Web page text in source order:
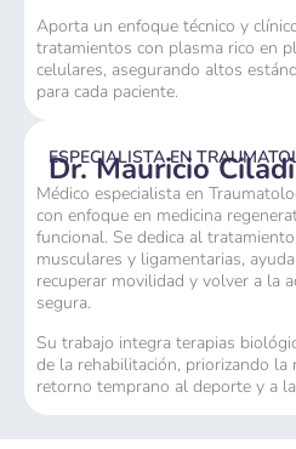
Aporta un enfoque técnico y
tratamientos con plasma rico en
celulares, asegurando altos
para cada paciente.
ESPECIALISTA EN
Dr. Mauricio Ciladi
Médico especialista en
con enfoque en medicina
funcional. Se dedica al
musculares y ligamentarias,
recuperar movilidad y volver a la
segura.
Su trabajo integra terapias
de la rehabilitación, priorizando
retorno temprano al deporte y a